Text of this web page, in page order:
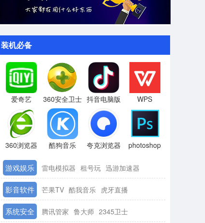
装机必备
爱奇艺 360安全卫士 抖音电脑版 WPS
360浏览器 酷狗音乐 夸克浏览器 photoshop
游戏娱乐 雷电模拟器 租号玩 迅游加速器
影音软件 芒果TV 酷我音乐 虎牙直播
系统安全 腾讯管家 鲁大师 2345卫士